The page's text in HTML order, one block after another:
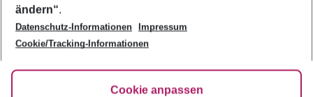
Bestpreisgarantie
Cookie-Einstellungen ändern
Cookie-Richtlinie
Agenturbetreuung
Barrierefreies Reisen
FAQ
HanseMerkur Reiseversicherung
Folge uns
ändern“.
Datenschutz-Informationen
Impressum
Cookie/Tracking-Informationen
Cookie anpassen